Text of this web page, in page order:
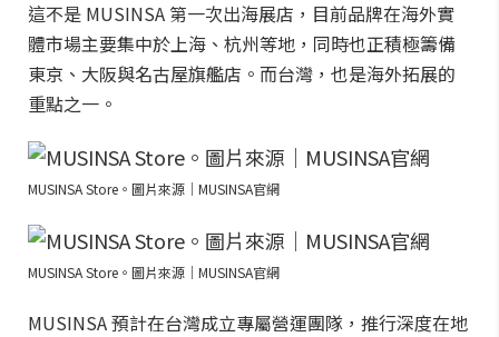
這不是 MUSINSA 第一次出海展店，目前品牌在海外實
體市場主要集中於上海、杭州等地，同時也正積極籌備
東京、大阪與名古屋旗艦店。而台灣，也是海外拓展的
重點之一。
MUSINSA Store。圖片來源｜MUSINSA官網
MUSINSA Store。圖片來源｜MUSINSA官網
MUSINSA 預計在台灣成立專屬營運團隊，推行深度在地